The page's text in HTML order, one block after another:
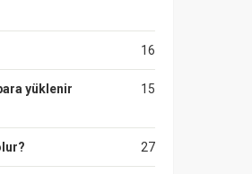
16
15
yüklenir
27